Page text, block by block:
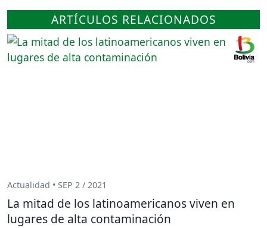
ARTÍCULOS RELACIONADOS
Actualidad • SEP 2 / 2021
La mitad de los latinoamericanos viven en
lugares de alta contaminación